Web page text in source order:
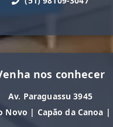
nos conhecer
Av. Paraguassu 3945
Novo | Capão da Canoa |